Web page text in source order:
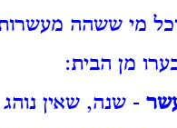
מי ששהה
מן הבית:
- שנה, שאין